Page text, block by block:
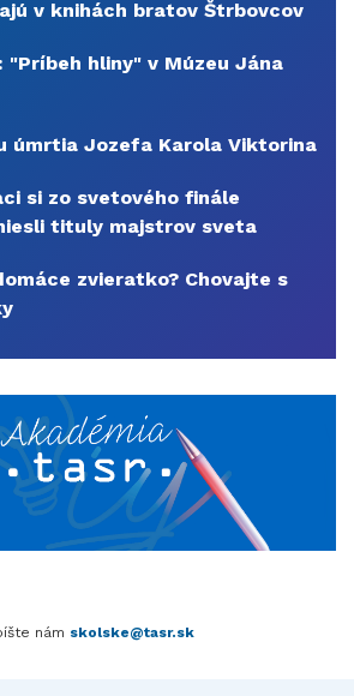
v knihách bratov Štrbovcov
"Príbeh hliny" v Múzeu Jána
úmrtia Jozefa Karola Viktorina
si zo svetového finále
tituly majstrov sveta
zvieratko? Chovajte s
nám skolske@tasr.sk